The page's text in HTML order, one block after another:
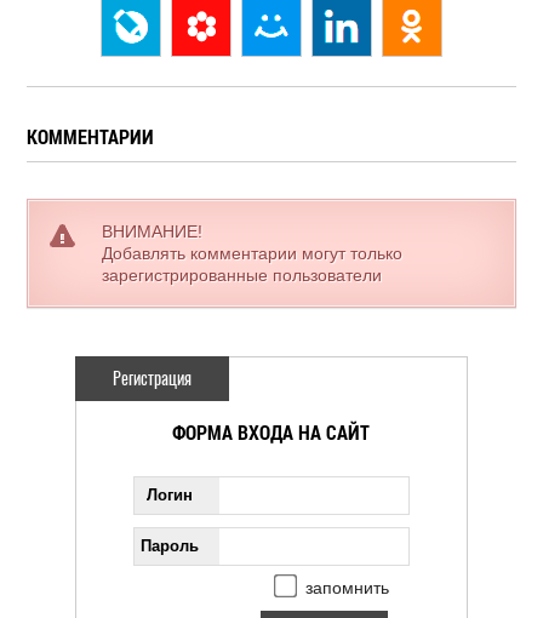
КОММЕНТАРИИ
ВНИМАНИЕ!
Добавлять комментарии могут только
зарегистрированные пользователи
Регистрация
ФОРМА ВХОДА НА САЙТ
Логин
Пароль
запомнить